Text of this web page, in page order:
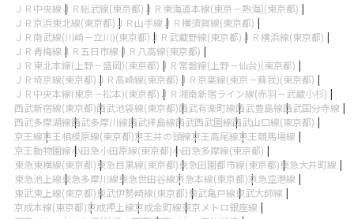
ＪＲ中央線 ＪＲ総武線(東京都) ＪＲ東海道本線(東京－熱海)(東京都)
ＪＲ京浜東北線(東京都) ＪＲ山手線 ＪＲ横須賀線(東京都)
ＪＲ南武線(川崎－立川)(東京都) ＪＲ武蔵野線(東京都) ＪＲ横浜線(東京都)
ＪＲ青梅線 ＪＲ五日市線 ＪＲ八高線(東京都)
ＪＲ東北本線(上野－盛岡)(東京都) ＪＲ常磐線(上野－仙台)(東京都)
ＪＲ埼京線(東京都) ＪＲ高崎線(東京都) ＪＲ京葉線(東京－蘇我)(東京都)
ＪＲ中央本線(東京－松本)(東京都) ＪＲ湘南新宿ライン線(赤羽－武蔵小杉)
西武新宿線(東京都)西武池袋線(東京都)西武有楽町線西武豊島線西武国分寺線
西武多摩湖線西武多摩川線西武拝島線西武西武園線西武山口線(東京都)
京王線京王相模原線(東京都)京王井の頭線京王高尾線京王競馬場線
京王動物園線小田急小田原線(東京都)小田急多摩線(東京都)
東急東横線(東京都)東急目黒線(東京都)東急田園都市線(東京都)東急大井町線
東急池上線東急多摩川線東急世田谷線京急本線(東京都)京急空港線
東武東上線(東京都)東武伊勢崎線(東京都)東武亀戸線東武大師線
京成本線(東京都)京成押上線京成金町線東京メトロ銀座線